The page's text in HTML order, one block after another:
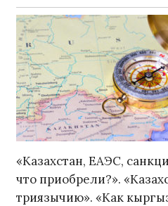
«Казахстан, ЕАЭС,
что приобрели?».
триязычию». «Как